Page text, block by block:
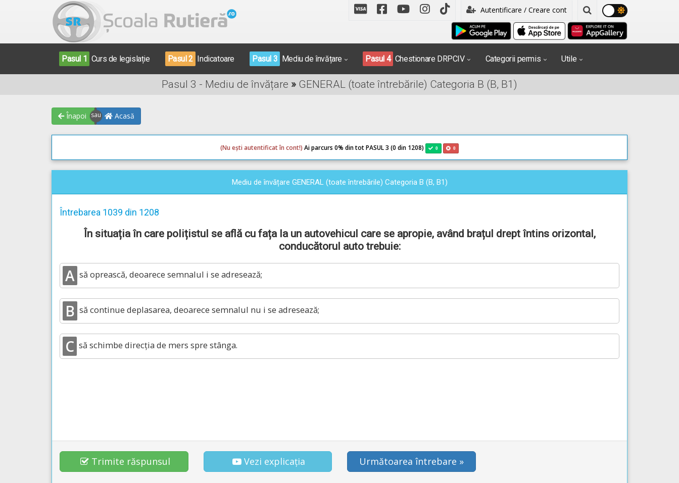
Autentificare / Creare cont
Pasul 1 Curs de legislație Pasul 2 Indicatoare Pasul 3 Mediu de învățare Pasul 4 Chestionare DRPCIV Categorii permis Utile
Pasul 3 - Mediu de învățare » GENERAL (toate întrebările) Categoria B (B, B1)
Înapoi Acasă
(Nu ești autentificat în cont!) Ai parcurs 0% din tot PASUL 3 (0 din 1208) 0 0
Mediu de învățare GENERAL (toate întrebările) Categoria B (B, B1)
Întrebarea 1039 din 1208
În situația în care polițistul se află cu fața la un autovehicul care se apropie, având brațul drept întins orizontal,
conducătorul auto trebuie:
A să oprească, deoarece semnalul i se adresează;
B să continue deplasarea, deoarece semnalul nu i se adresează;
C să schimbe direcția de mers spre stânga.
Trimite răspunsul Vezi explicația Următoarea întrebare »